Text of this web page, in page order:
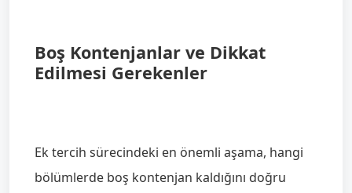
Boş Kontenjanlar ve Dikkat
Edilmesi Gerekenler
Ek tercih sürecindeki en önemli aşama, hangi
bölümlerde boş kontenjan kaldığını doğru